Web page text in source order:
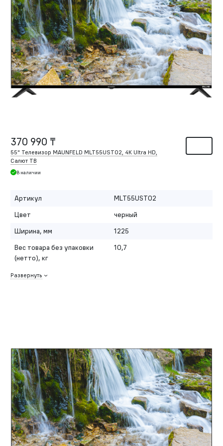
370 990 ₸
55" Телевизор MAUNFELD MLT55UST02, 4K Ultra HD,
Салют ТВ
В наличии
Артикул
MLT55UST02
Цвет
черный
Ширина, мм
1225
Вес товара без упаковки
(нетто), кг
10,7
Развернуть